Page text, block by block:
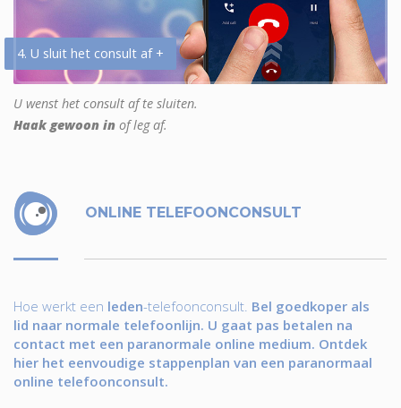
4. U sluit het consult af +
U wenst het consult af te sluiten.
Haak gewoon in of leg af.
ONLINE TELEFOONCONSULT
Hoe werkt een leden-telefoonconsult. Bel goedkoper als
lid naar normale telefoonlijn. U gaat pas betalen na
contact met een paranormale online medium. Ontdek
hier het eenvoudige stappenplan van een paranormaal
online telefoonconsult.